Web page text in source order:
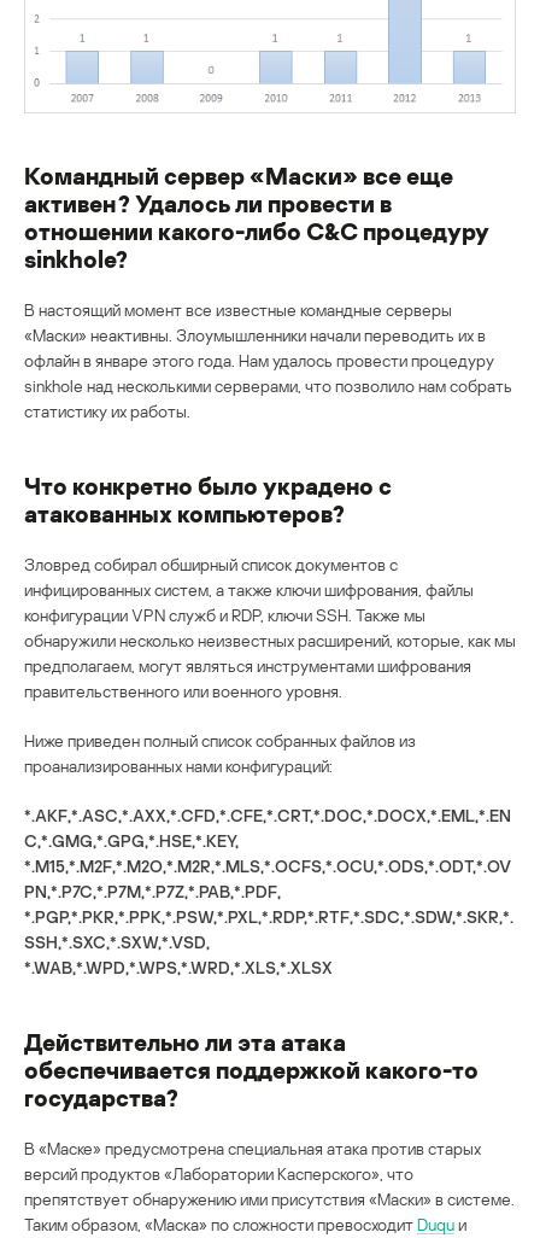
Командный сервер «Маски» все еще
активен? Удалось ли провести в
отношении какого-либо C&C процедуру
sinkhole?
В настоящий момент все известные командные серверы
«Маски» неактивны. Злоумышленники начали переводить их в
офлайн в январе этого года. Нам удалось провести процедуру
sinkhole над несколькими серверами, что позволило нам собрать
статистику их работы.
Что конкретно было украдено с
атакованных компьютеров?
Зловред собирал обширный список документов с
инфицированных систем, а также ключи шифрования, файлы
конфигурации VPN служб и RDP, ключи SSH. Также мы
обнаружили несколько неизвестных расширений, которые, как мы
предполагаем, могут являться инструментами шифрования
правительственного или военного уровня.
Ниже приведен полный список собранных файлов из
проанализированных нами конфигураций:
*.AKF,*.ASC,*.AXX,*.CFD,*.CFE,*.CRT,*.DOC,*.DOCX,*.EML,*.EN
C,*.GMG,*.GPG,*.HSE,*.KEY,
*.M15,*.M2F,*.M2O,*.M2R,*.MLS,*.OCFS,*.OCU,*.ODS,*.ODT,*.OV
PN,*.P7C,*.P7M,*.P7Z,*.PAB,*.PDF,
*.PGP,*.PKR,*.PPK,*.PSW,*.PXL,*.RDP,*.RTF,*.SDC,*.SDW,*.SKR,*.
SSH,*.SXC,*.SXW,*.VSD,
*.WAB,*.WPD,*.WPS,*.WRD,*.XLS,*.XLSX
Действительно ли эта атака
обеспечивается поддержкой какого-то
государства?
В «Маске» предусмотрена специальная атака против старых
версий продуктов «Лаборатории Касперского», что
препятствует обнаружению ими присутствия «Маски» в системе.
Таким образом, «Маска» по сложности превосходитDuquи